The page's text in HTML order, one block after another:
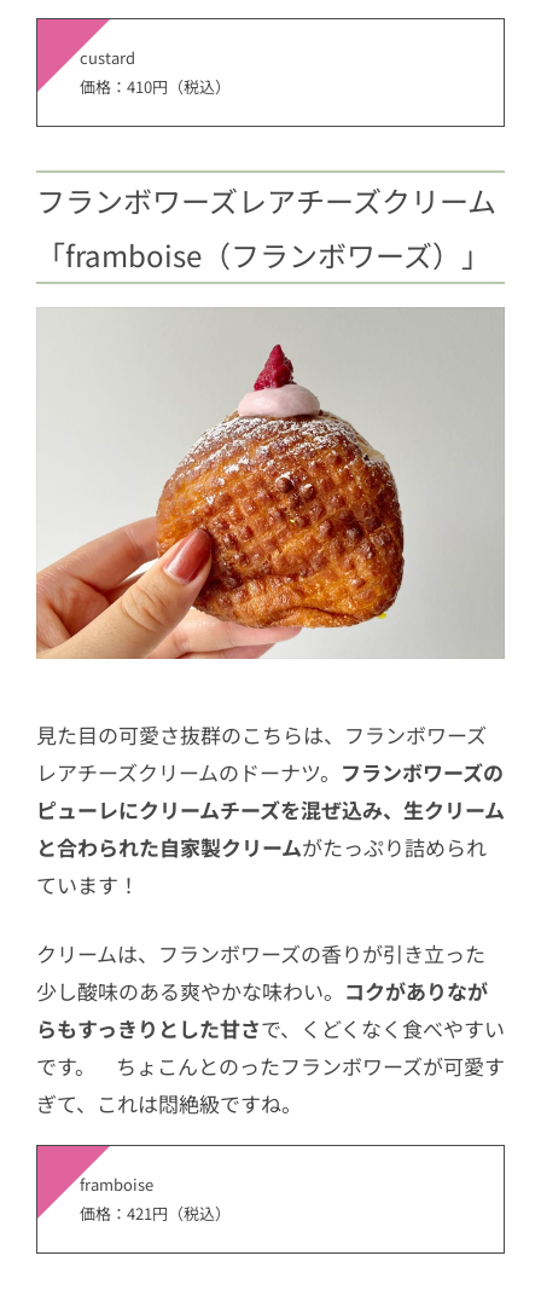
custard
価格：410円（税込）
フランボワーズレアチーズクリーム
「framboise（フランボワーズ）」
見た目の可愛さ抜群のこちらは、フランボワーズ
レアチーズクリームのドーナツ。 フランボワーズの
ピューレにクリームチーズを混ぜ込み、生クリーム
と合わられた自家製クリームがたっぷり詰められ
ています！
クリームは、フランボワーズの香りが引き立った
少し酸味のある爽やかな味わい。 コクがありなが
らもすっきりとした甘さで、くどくなく食べやすい
です。 ちょこんとのったフランボワーズが可愛す
ぎて、これは悶絶級ですね。
framboise
価格：421円（税込）